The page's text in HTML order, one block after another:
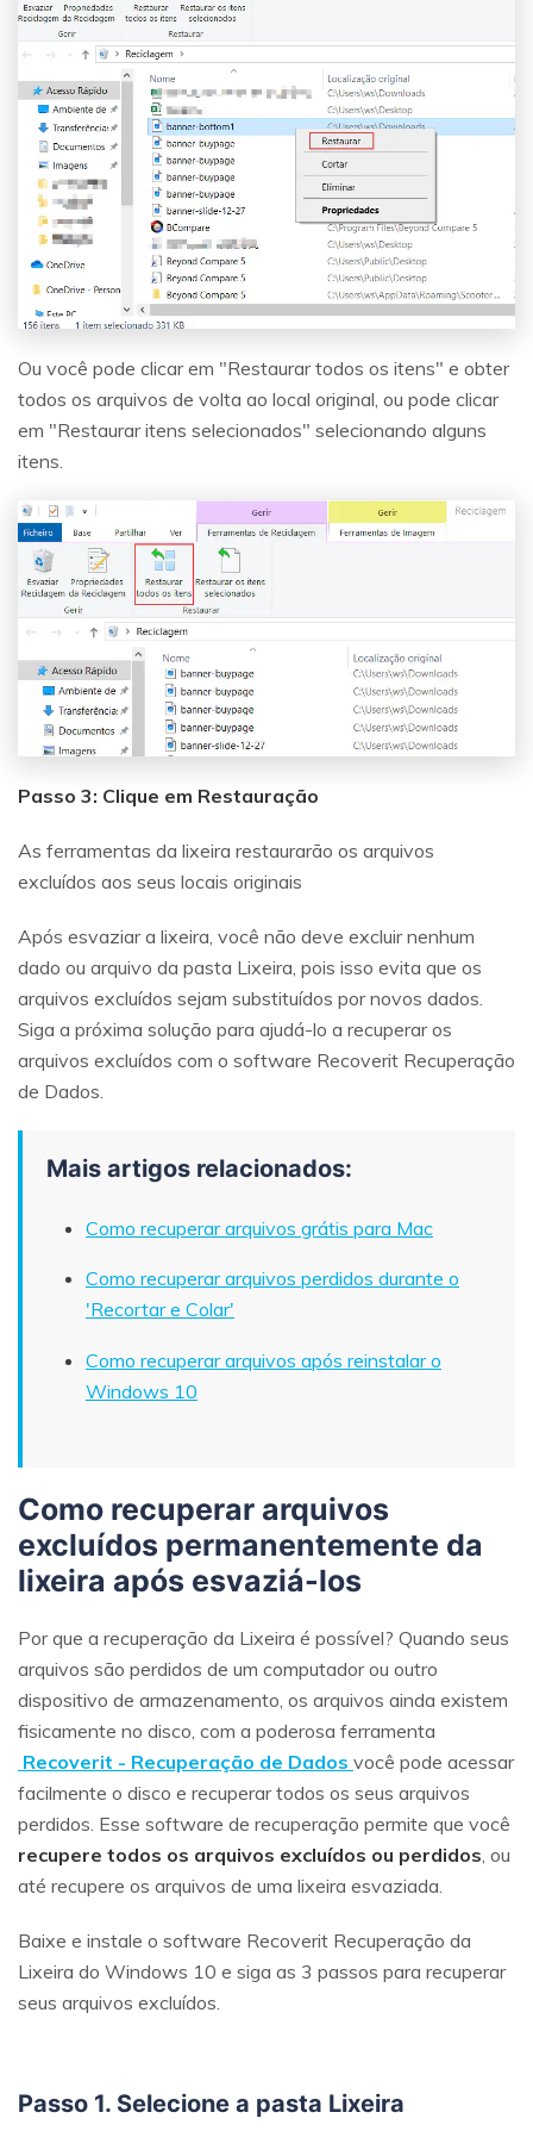
Ou você pode clicar em "Restaurar todos os itens" e obter
todos os arquivos de volta ao local original, ou pode clicar
em "Restaurar itens selecionados" selecionando alguns
itens.
Passo 3: Clique em Restauração
As ferramentas da lixeira restaurarão os arquivos
excluídos aos seus locais originais
Após esvaziar a lixeira, você não deve excluir nenhum
dado ou arquivo da pasta Lixeira, pois isso evita que os
arquivos excluídos sejam substituídos por novos dados.
Siga a próxima solução para ajudá-lo a recuperar os
arquivos excluídos com o software Recoverit Recuperação
de Dados.
Mais artigos relacionados:
Como recuperar arquivos grátis para Mac
Como recuperar arquivos perdidos durante o
'Recortar e Colar'
Como recuperar arquivos após reinstalar o
Windows 10
Como recuperar arquivos
excluídos permanentemente da
lixeira após esvaziá-los
Por que a recuperação da Lixeira é possível? Quando seus
arquivos são perdidos de um computador ou outro
dispositivo de armazenamento, os arquivos ainda existem
fisicamente no disco, com a poderosa ferramenta
Recoverit - Recuperação de Dados você pode acessar
facilmente o disco e recuperar todos os seus arquivos
perdidos. Esse software de recuperação permite que você
recupere todos os arquivos excluídos ou perdidos , ou
até recupere os arquivos de uma lixeira esvaziada.
Baixe e instale o software Recoverit Recuperação da
Lixeira do Windows 10 e siga as 3 passos para recuperar
seus arquivos excluídos.
Passo 1. Selecione a pasta Lixeira